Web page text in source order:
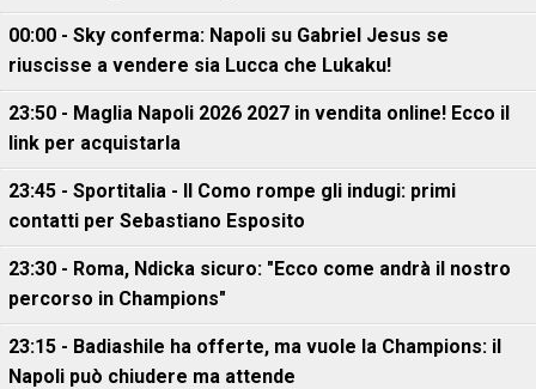
00:00 - Sky conferma: Napoli su Gabriel Jesus se
riuscisse a vendere sia Lucca che Lukaku!
23:50 - Maglia Napoli 2026 2027 in vendita online! Ecco il
link per acquistarla
23:45 - Sportitalia - Il Como rompe gli indugi: primi
contatti per Sebastiano Esposito
23:30 - Roma, Ndicka sicuro: "Ecco come andrà il nostro
percorso in Champions"
23:15 - Badiashile ha offerte, ma vuole la Champions: il
Napoli può chiudere ma attende